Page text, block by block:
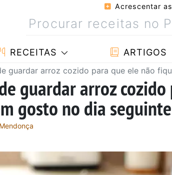
Acrescentar
RECEITAS ARTIGOS
guardar arroz cozido para que ele não
guardar arroz
gosto no dia seguinte